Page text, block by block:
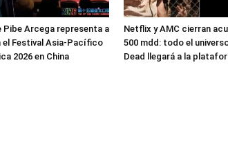
Pibe Arcega representa a
el Festival Asia-Pacífico
2026 en China
Netflix y AMC cierran
500 mdd: todo el
Dead llegará a la